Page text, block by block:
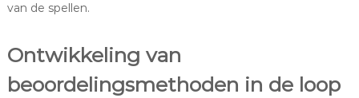
van de spellen.
Ontwikkeling van
beoordelingsmethoden in de loop